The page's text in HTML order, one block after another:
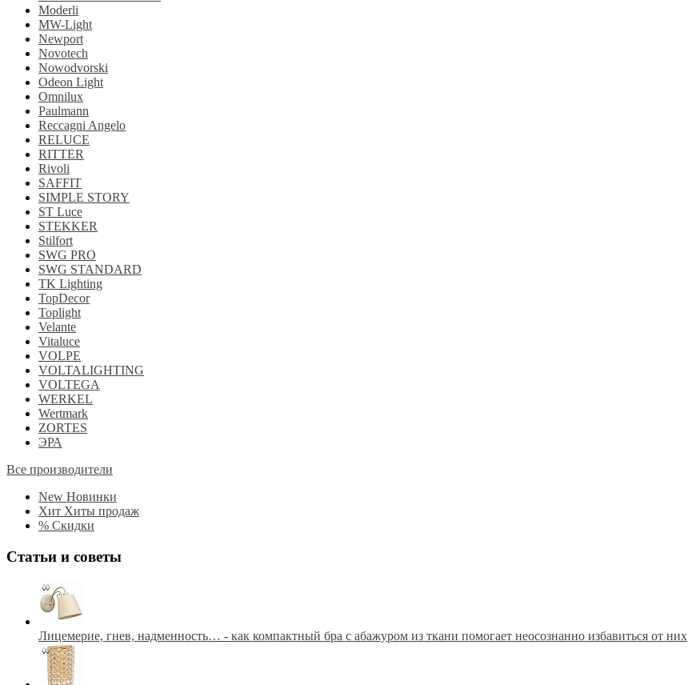
Moderli
MW-Light
Newport
Novotech
Nowodvorski
Odeon Light
Omnilux
Paulmann
Reccagni Angelo
RELUCE
RITTER
Rivoli
SAFFIT
SIMPLE STORY
ST Luce
STEKKER
Stilfort
SWG PRO
SWG STANDARD
TK Lighting
TopDecor
Toplight
Velante
Vitaluce
VOLPE
VOLTALIGHTING
VOLTEGA
WERKEL
Wertmark
ZORTES
ЭРА
Все производители
New Новинки
Хит Хиты продаж
% Скидки
Статьи и советы
Лицемерие, гнев, надменность… - как компактный бра с абажуром из ткани помогает неосознанно избавиться от них